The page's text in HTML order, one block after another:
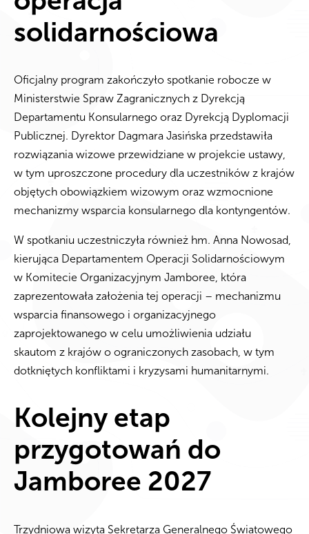
solidarnościowa
Oficjalny program zakończyło spotkanie robocze w
Ministerstwie Spraw Zagranicznych z Dyrekcją
Departamentu Konsularnego oraz Dyrekcją Dyplomacji
Publicznej. Dyrektor Dagmara Jasińska przedstawiła
rozwiązania wizowe przewidziane w projekcie ustawy,
w tym uproszczone procedury dla uczestników z krajów
objętych obowiązkiem wizowym oraz wzmocnione
mechanizmy wsparcia konsularnego dla kontyngentów.
W spotkaniu uczestniczyła również hm. Anna Nowosad,
kierująca Departamentem Operacji Solidarnościowym
w Komitecie Organizacyjnym Jamboree, która
zaprezentowała założenia tej operacji – mechanizmu
wsparcia finansowego i organizacyjnego
zaprojektowanego w celu umożliwienia udziału
skautom z krajów o ograniczonych zasobach, w tym
dotkniętych konfliktami i kryzysami humanitarnymi.
Kolejny etap
przygotowań do
Jamboree 2027
Trzydniowa wizyta Sekretarza Generalnego Światowego